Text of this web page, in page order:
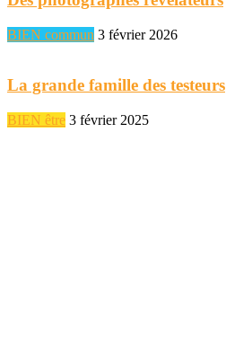
BIEN commun 3 février 2026
La grande famille des testeurs
BIEN être 3 février 2025